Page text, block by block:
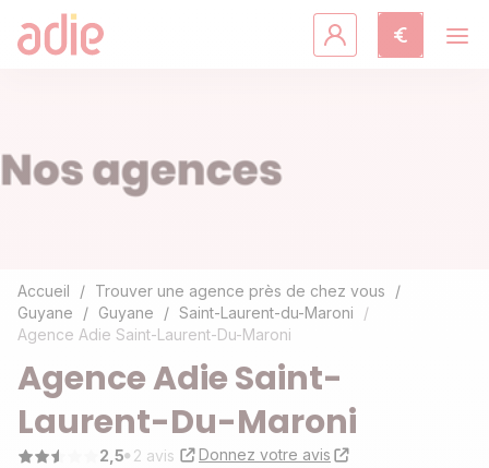
Accompagnement
Agir avec l'Adie
Découvrir l'Adie
Accueil
Trouver une agence près de chez vous
Guyane
Guyane
Saint-Laurent-du-Maroni
Agence Adie Saint-Laurent-Du-Maroni
Agence Adie Saint-
Laurent-Du-Maroni
2,5 2 avis
Donnez votre avis